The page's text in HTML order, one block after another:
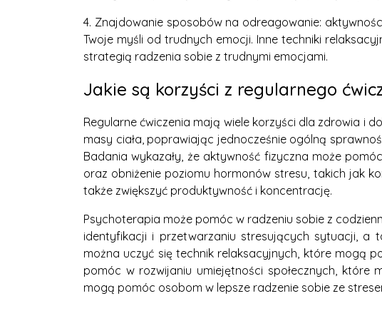
4. Znajdowanie sposobów na odreagowanie:
Twoje myśli od trudnych emocji. Inne techniki
strategią radzenia sobie z trudnymi emocjami.
Jakie są korzyści z regularnego
Regularne ćwiczenia mają wiele korzyści dla zdrowia i
masy ciała, poprawiając jednocześnie ogólną
Badania wykazały, że aktywność fizyczna może
oraz obniżenie poziomu hormonów stresu, takich jak
także zwiększyć produktywność i koncentrację.
Psychoterapia może pomóc w radzeniu sobie z
identyfikacji i przetwarzaniu stresujących sytuacji, a
można uczyć się technik relaksacyjnych, które mogą
pomóc w rozwijaniu umiejętności społecznych,
mogą pomóc osobom w lepsze radzenie sobie ze